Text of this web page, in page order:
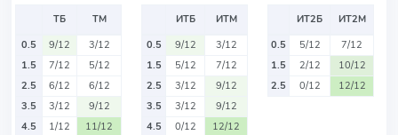
ТБ
ТМ
0.5
9/12
3/12
1.5
7/12
5/12
2.5
6/12
6/12
3.5
3/12
9/12
4.5
1/12
11/12
ИТБ
ИТМ
0.5
9/12
3/12
1.5
5/12
7/12
2.5
3/12
9/12
3.5
3/12
9/12
4.5
0/12 12/12
ИТ2Б
ИТ2М
0.5
5/12
7/12
1.5
2/12
10/12
2.5
0/12 12/12